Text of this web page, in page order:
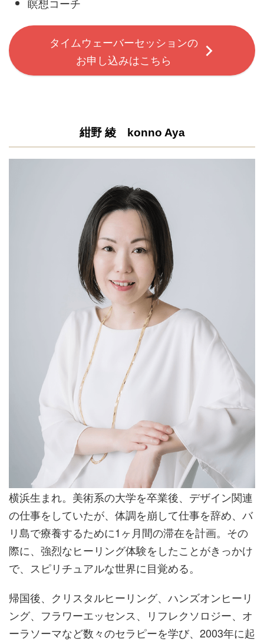
タイムウェーバーセッションの
お申し込みはこちら
紺野 綾 konno Aya
横浜生まれ。美術系の大学を卒業後、デザイン関連
の仕事をしていたが、体調を崩して仕事を辞め、バ
リ島で療養するために1ヶ月間の滞在を計画。その
際に、強烈なヒーリング体験をしたことがきっかけ
で、スピリチュアルな世界に目覚める。
帰国後、クリスタルヒーリング、ハンズオンヒーリ
ング、フラワーエッセンス、リフレクソロジー、オ
ーラソーマなど数々のセラピーを学び、2003年に起